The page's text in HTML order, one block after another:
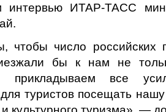
интервью ИТАР-ТАСС
чтобы число российских
бы к нам не
все
туристов посещать